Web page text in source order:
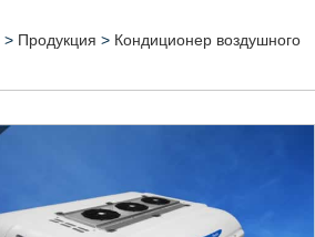
> Продукция > Кондиционер воздушного